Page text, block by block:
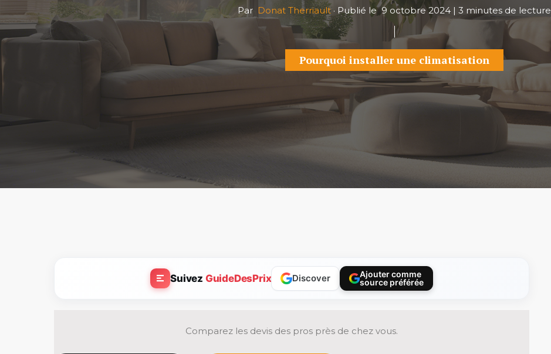
Par Donat Therriault · Publié le9 octobre 2024 | 3 minutes de lecture
Pourquoi installer une climatisation
Suivez GuideDesPrix Discover
Ajouter comme
source préférée
Comparez les devis des pros près de chez vous.